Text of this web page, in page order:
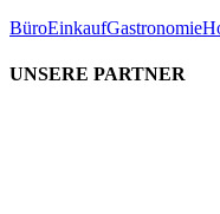
BüroEinkaufGastronomie
UNSERE PARTNER